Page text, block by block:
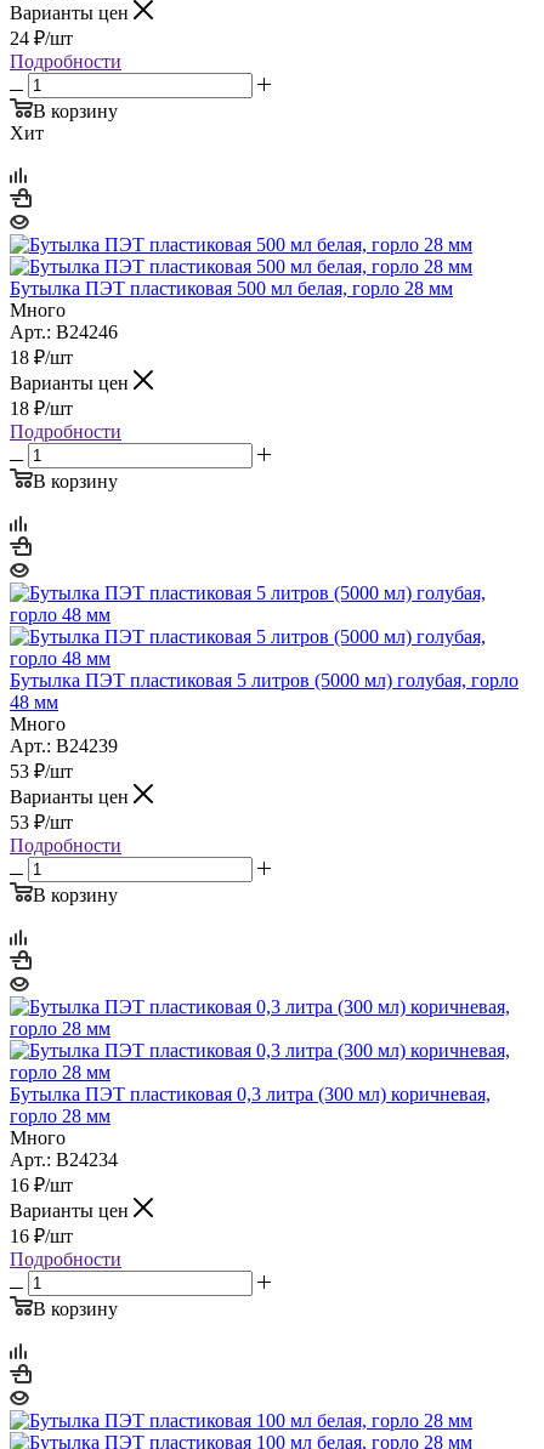
Варианты цен
24 ₽/шт
Подробности
В корзину
Хит
Бутылка ПЭТ пластиковая 500 мл белая, горло 28 мм
Много
Арт.: B24246
18 ₽/шт
Варианты цен
18 ₽/шт
Подробности
В корзину
Бутылка ПЭТ пластиковая 5 литров (5000 мл) голубая, горло
48 мм
Много
Арт.: B24239
53 ₽/шт
Варианты цен
53 ₽/шт
Подробности
В корзину
Бутылка ПЭТ пластиковая 0,3 литра (300 мл) коричневая,
горло 28 мм
Много
Арт.: B24234
16 ₽/шт
Варианты цен
16 ₽/шт
Подробности
В корзину